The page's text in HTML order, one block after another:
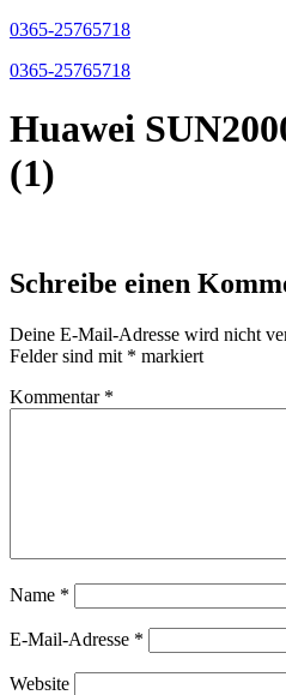
0365-25765718
0365-25765718
Huawei
(1)
Schreibe einen
Deine E-Mail-Adresse wird nicht
Felder sind mit * markiert
Kommentar *
Name *
E-Mail-Adresse *
Website